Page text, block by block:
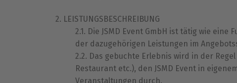
LEISTUNGSBESCHREIBUNG
Die JSMD Event GmbH ist tätig wie
der dazugehörigen Leistungen im
Das gebuchte Erlebnis wird in der
Restaurant etc.), den JSMD Event in
Veranstaltungen durch.